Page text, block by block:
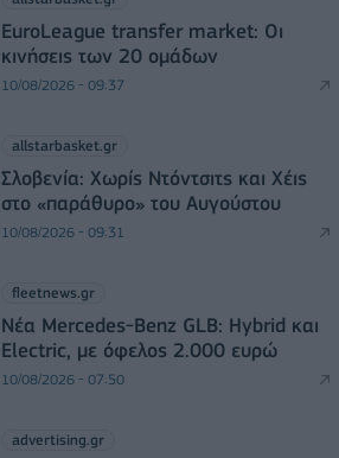
EuroLeague transfer market: Οι
κινήσεις των 20 ομάδων
10/08/2026 - 09:37
allstarbasket.gr
Σλοβενία: Χωρίς Ντόντσιτς και Χέις
στο «παράθυρο» του Αυγούστου
10/08/2026 - 09:31
fleetnews.gr
Νέα Mercedes-Benz GLB: Hybrid και
Electric, με όφελος 2.000 ευρώ
10/08/2026 - 07:50
advertising.gr